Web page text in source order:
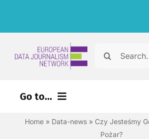
Search
Go to...
Home » Data-news » Czy Jesteśmy
Pożar?